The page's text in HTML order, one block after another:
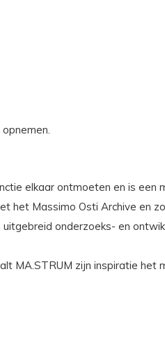
elkaar ontmoeten en is
het Massimo Osti Archive en
onderzoeks- en
MA.STRUM zijn inspiratie